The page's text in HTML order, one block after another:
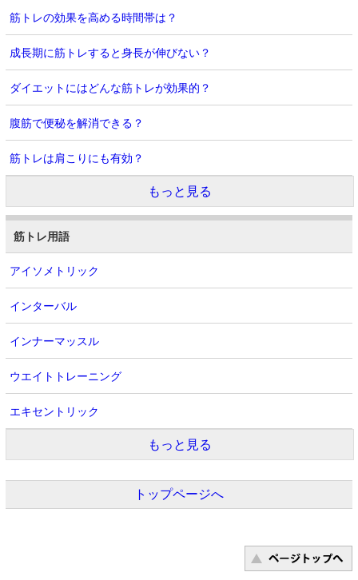
筋トレの効果を高める時間帯は？
成長期に筋トレすると身長が伸びない？
ダイエットにはどんな筋トレが効果的？
腹筋で便秘を解消できる？
筋トレは肩こりにも有効？
もっと見る
筋トレ用語
アイソメトリック
インターバル
インナーマッスル
ウエイトトレーニング
エキセントリック
もっと見る
トップページへ